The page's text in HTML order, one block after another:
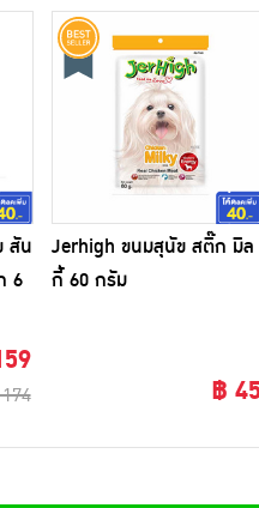
สัน
6
Jerhigh ขนมสุนัข สติ๊ก มิล
กี้ 60 กรัม
฿ 45